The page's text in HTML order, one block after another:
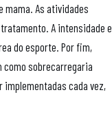
mama. As atividades
A intensidade e
do esporte. Por fim,
sobrecarregaria
implementadas cada vez,